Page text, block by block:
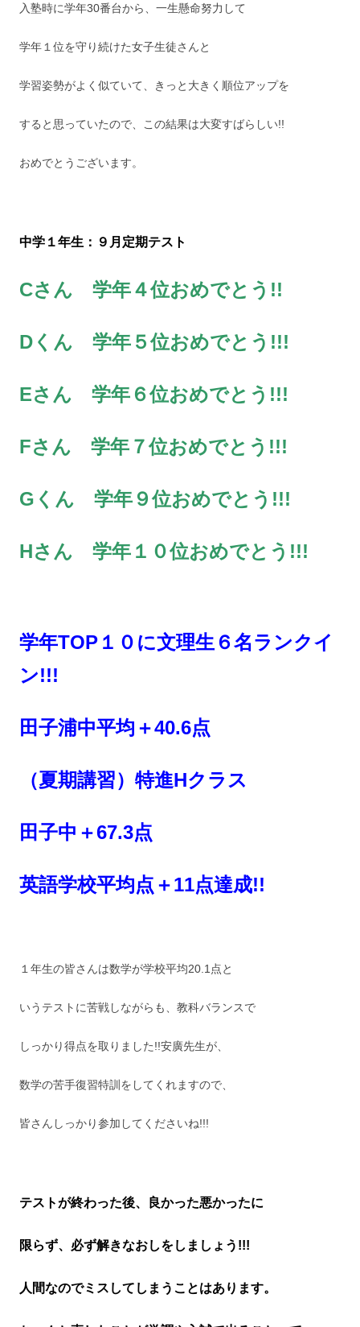
入塾時に学年30番台から、一生懸命努力して
学年１位を守り続けた女子生徒さんと
学習姿勢がよく似ていて、きっと大きく順位アップを
すると思っていたので、この結果は大変すばらしい!!
おめでとうございます。
中学１年生：９月定期テスト
Cさん 学年４位おめでとう!!
Dくん 学年５位おめでとう!!!
Eさん 学年６位おめでとう!!!
Fさん 学年７位おめでとう!!!
Gくん 学年９位おめでとう!!!
Hさん 学年１０位おめでとう!!!
学年TOP１０に文理生６名ランクイ
ン!!!
田子浦中平均＋40.6点
（夏期講習）特進Hクラス
田子中＋67.3点
英語学校平均点＋11点達成!!
１年生の皆さんは数学が学校平均20.1点と
いうテストに苦戦しながらも、教科バランスで
しっかり得点を取りました!!安廣先生が、
数学の苦手復習特訓をしてくれますので、
皆さんしっかり参加してくださいね!!!
テストが終わった後、良かった悪かったに
限らず、必ず解きなおしをしましょう!!!
人間なのでミスしてしまうことはあります。